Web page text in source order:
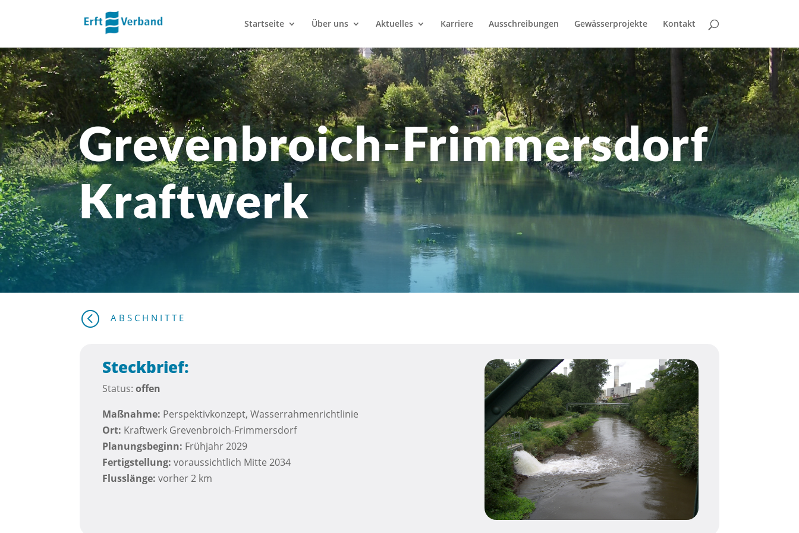
Startseite Über uns Aktuelles Karriere Ausschreibungen Gewässerprojekte Kontakt
Grevenbroich-Frimmersdorf
Kraftwerk
< ABSCHNITTE
Steckbrief:
Status:offen
Maßnahme: Perspektivkonzept, Wasserrahmenrichtlinie
Ort: Kraftwerk Grevenbroich-Frimmersdorf
Planungsbeginn: Frühjahr 2029
Fertigstellung: voraussichtlich Mitte 2034
Flusslänge: vorher 2 km